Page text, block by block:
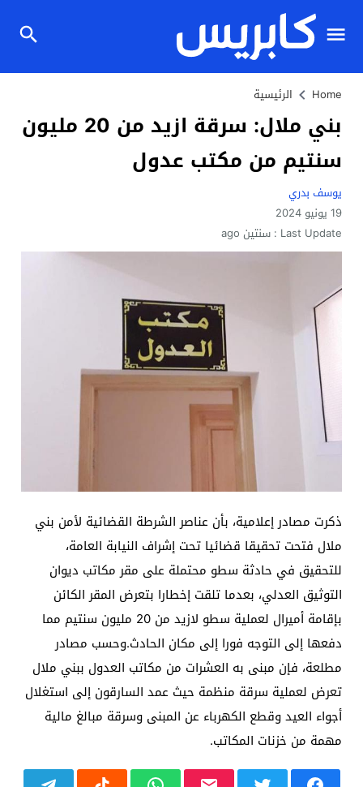
Home الرئيسية
بني ملال: سرقة ازيد من 20 مليون
سنتيم من مكتب عدول
يوسف بدري
19 يونيو 2024
Last Update : سنتين ago
ذكرت مصادر إعلامية، بأن عناصر الشرطة القضائية لأمن بني
ملال فتحت تحقيقا قضائيا تحت إشراف النيابة العامة،
للتحقيق في حادثة سطو محتملة على مقر مكاتب ديوان
التوثيق العدلي، بعدما تلقت إخطارا بتعرض المقر الكائن
بإقامة أميرال لعملية سطو لازيد من 20 مليون سنتيم مما
دفعها إلى التوجه فورا إلى مكان الحادث.وحسب مصادر
مطلعة، فإن مبنى به العشرات من مكاتب العدول ببني ملال
تعرض لعملية سرقة منظمة حيث عمد السارقون إلى استغلال
أجواء العيد وقطع الكهرباء عن المبنى وسرقة مبالغ مالية
مهمة من خزنات المكاتب.